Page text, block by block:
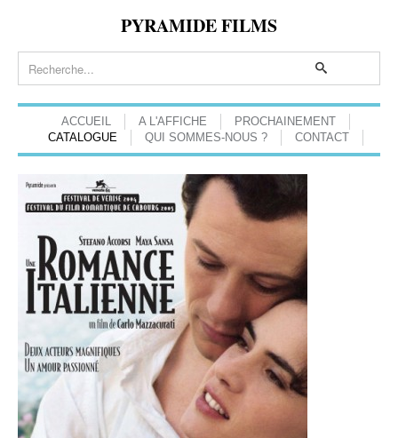
PYRAMIDE FILMS
ACCUEIL A L'AFFICHE
PROCHAINEMENT
CATALOGUE
QUI SOMMES-NOUS ? CONTACT